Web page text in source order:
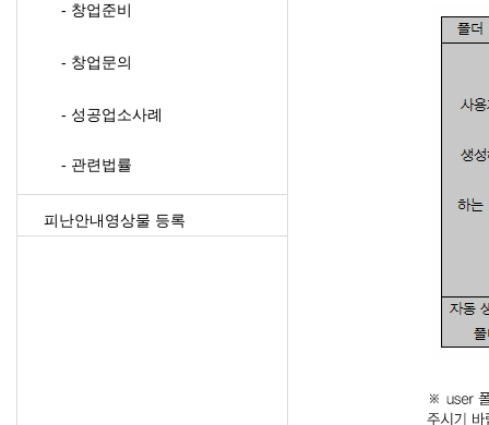
- 창업준비
- 창업문의
- 성공업소사례
- 관련법률
피난안내영상물 등록